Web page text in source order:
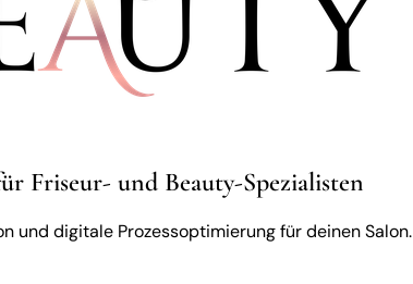
Friseur- und Beauty-Spezialisten
und digitale Prozessoptimierung für deinen Salon.